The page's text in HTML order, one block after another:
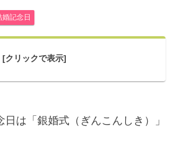
婚記念日
は「銀婚式（ぎんこんしき）」